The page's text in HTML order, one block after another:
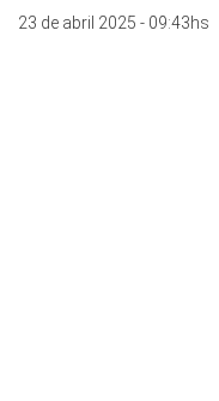
23 de abril 2025 - 09:43hs